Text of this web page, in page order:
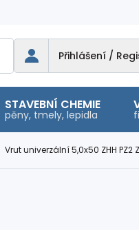
Přihlášení /
STAVEBNÍ CHEMIE
pěny, tmely, lepidla
Vrut univerzální 5,0x50 ZHH PZ2